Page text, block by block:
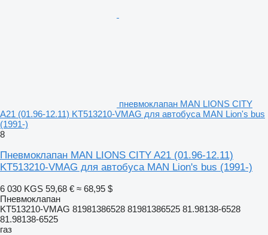
пневмоклапан MAN LIONS CITY
A21 (01.96-12.11) KT513210-VMAG для автобуса MAN Lion's bus
(1991-)
8
Пневмоклапан MAN LIONS CITY A21 (01.96-12.11)
KT513210-VMAG для автобуса MAN Lion's bus (1991-)
6 030 KGS 59,68 € ≈ 68,95 $
Пневмоклапан
KT513210-VMAG 81981386528 81981386525 81.98138-6528
81.98138-6525
газ